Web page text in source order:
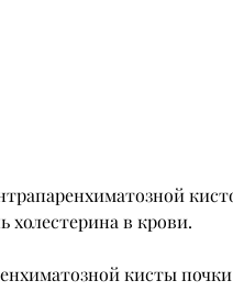
в крови.
кисты почки